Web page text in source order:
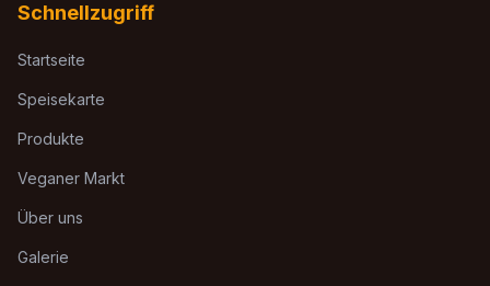
Schnellzugriff
Startseite
Speisekarte
Produkte
Veganer Markt
Über uns
Galerie